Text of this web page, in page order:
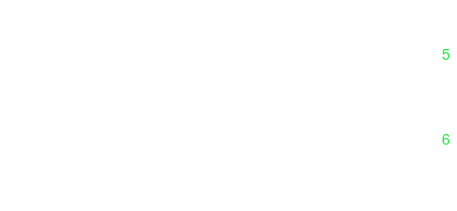
5
6